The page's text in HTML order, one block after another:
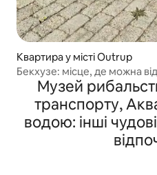
Квартира у місті Outrup
Бекхузе: місце, де можна
Музей
транспорту,
водою: інші